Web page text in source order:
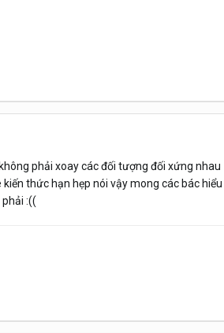
phải xoay các đối tượng đối xứng nhau
thức hạn hẹp nói vậy mong các bác hiểu
:((